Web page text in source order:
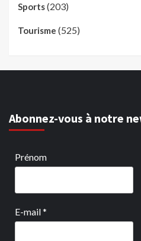
Sports(203)
Tourisme (525)
Abonnez-vous à notre
Prénom
E-mail*